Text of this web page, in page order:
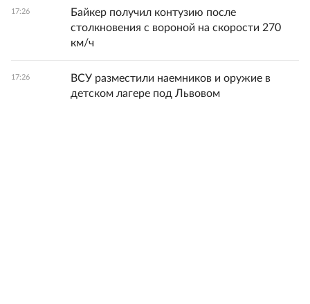
17:26
Байкер получил контузию после
столкновения с вороной на скорости 270
км/ч
17:26
ВСУ разместили наемников и оружие в
детском лагере под Львовом